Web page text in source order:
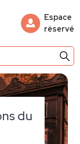
Espace
réservé
du